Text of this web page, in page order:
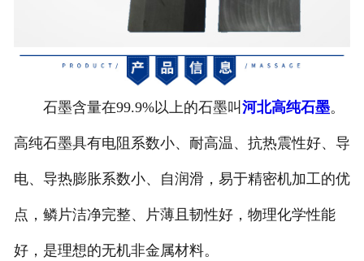
河北玻璃首饰模具
河北避雷产品模具
河北石墨原料
河北电子产品
石墨含量在99.9%以上的石墨叫 河北高纯石墨。
高纯石墨具有电阻系数小、耐高温、抗热震性好、导
电、导热膨胀系数小、自润滑，易于精密机加工的优
点，鳞片洁净完整、片薄且韧性好，物理化学性能
好，是理想的无机非金属材料。